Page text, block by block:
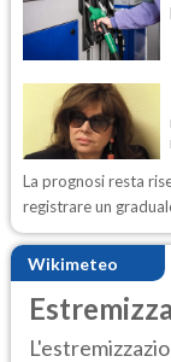
La prognosi resta
registrare un
Wikimeteo